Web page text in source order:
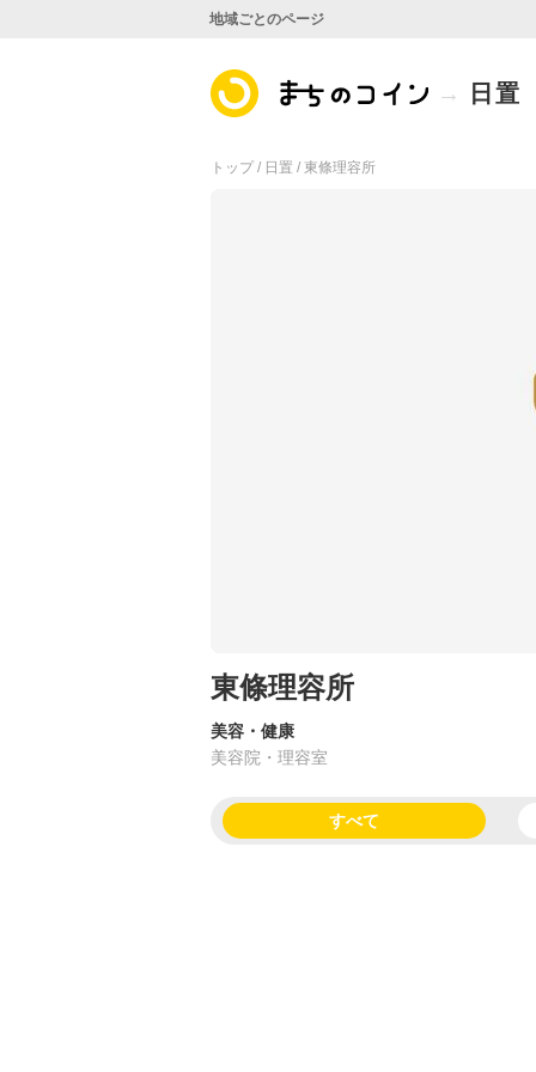
トップ / 日置 / 東條理容所
東條理容所
美容・健康
美容院・理容室
すべて
地域ごとのページ
日置